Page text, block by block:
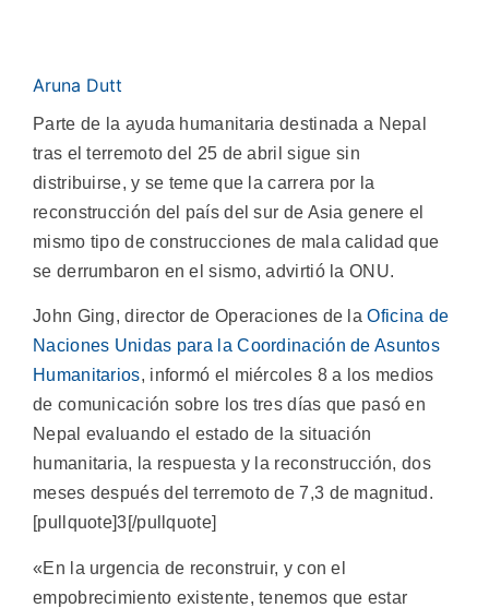
Aruna Dutt
Parte de la ayuda humanitaria destinada a Nepal
tras el terremoto del 25 de abril sigue sin
distribuirse, y se teme que la carrera por la
reconstrucción del país del sur de Asia genere el
mismo tipo de construcciones de mala calidad que
se derrumbaron en el sismo, advirtió la ONU.
John Ging, director de Operaciones de la Oficina de
Naciones Unidas para la Coordinación de Asuntos
Humanitarios, informó el miércoles 8 a los medios
de comunicación sobre los tres días que pasó en
Nepal evaluando el estado de la situación
humanitaria, la respuesta y la reconstrucción, dos
meses después del terremoto de 7,3 de magnitud.
[pullquote]3[/pullquote]
«En la urgencia de reconstruir, y con el
empobrecimiento existente, tenemos que estar